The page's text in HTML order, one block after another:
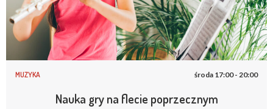
MUZYKA środa 17:00 - 20:00
Nauka gry na flecie poprzecznym